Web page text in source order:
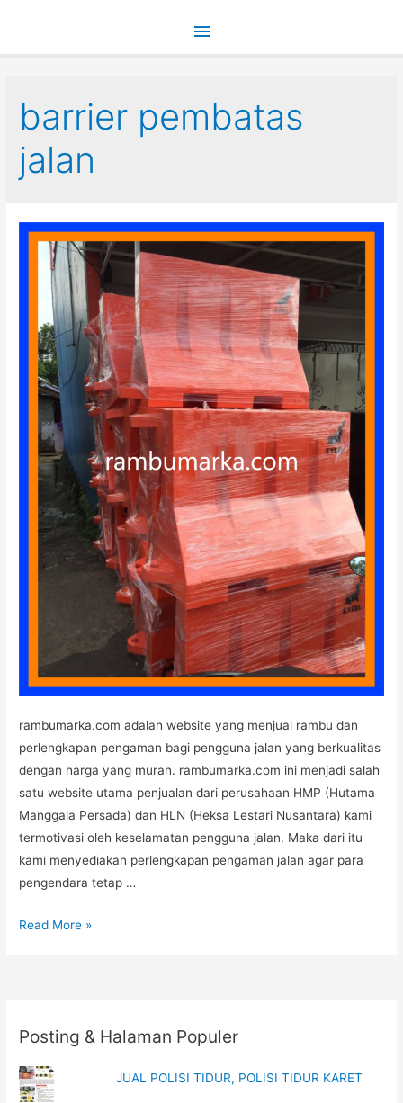
Main
barrier pembatas
jalan
rambumarka.com adalah website yang menjual rambu dan
perlengkapan pengaman bagi pengguna jalan yang berkualitas
dengan harga yang murah. rambumarka.com ini menjadi salah
satu website utama penjualan dari perusahaan HMP (Hutama
Manggala Persada) dan HLN (Heksa Lestari Nusantara) kami
termotivasi oleh keselamatan pengguna jalan. Maka dari itu
kami menyediakan perlengkapan pengaman jalan agar para
pengendara tetap …
PEMBATAS
Read More »
Posting & Halaman Populer
JUAL POLISI TIDUR, POLISI TIDUR KARET